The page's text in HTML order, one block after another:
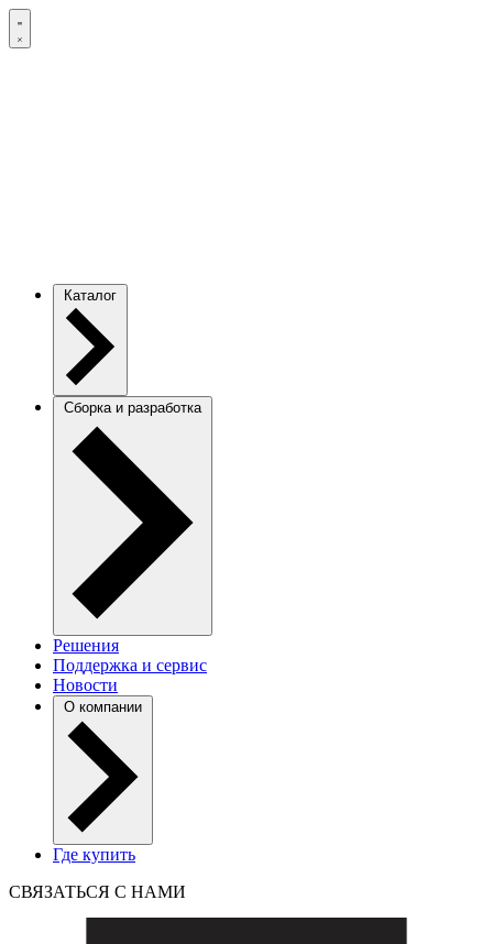
Каталог
Сборка и разработка
Решения
Поддержка и сервис
Новости
О компании
Где купить
СВЯЗАТЬСЯ С НАМИ